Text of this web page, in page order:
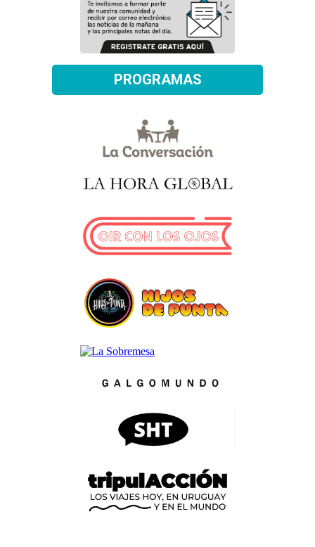
PROGRAMAS